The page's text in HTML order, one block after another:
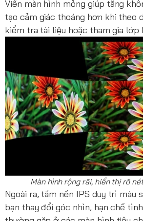
Viền màn hình mỏng giúp tăng
tạo cảm giác thoáng hơn khi theo
kiểm tra tài liệu hoặc tham gia
Màn hình rộng rãi, hiển thị rõ
Ngoài ra, tấm nền IPS duy trì màu
bạn thay đổi góc nhìn, hạn chế